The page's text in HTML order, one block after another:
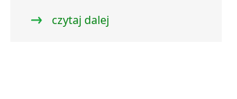
czytaj dalej